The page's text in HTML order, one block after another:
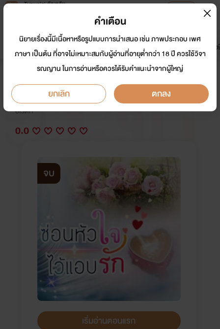
Tunwalai ธัญวลัย
หน้าแรก นิยาย อีบุ๊ก การ์ตูน
มาใหม่
ดรีมแชท ธัญลิสต์
ซ่อนหัวใจไว้แอบรัก
นักเขียน: แพรธาร / ธารามาศ / กุหลาบรัญจวน
อีโรติก
0.0
จบ
เริ่มอ่านตอนแรก
คำเตือน
นิยายเรื่องนี้มีเนื้อหาหรือรูปแบบการนำเสนอ เช่น ภาพประกอบ เพศ
ภาษา เป็นต้น ที่อาจไม่เหมาะสมกับผู้อ่านที่อายุต่ำกว่า 18 ปี ควรใช้วิจา
รณญาน ในการอ่านหรือควรได้รับคำแนะนำจากผู้ใหญ่
ยกเลิก ตกลง